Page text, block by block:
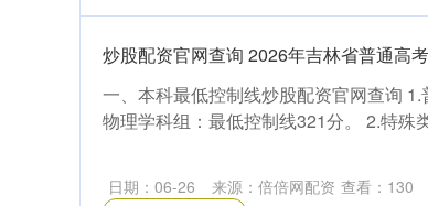
炒股配资官网查询 2026年吉林省普通高
一、本科最低控制线炒股配资官网查询 1.
物理学科组：最低控制线321分。 2.特殊
日期：06-26 来源：倍倍网配资 查看： 130